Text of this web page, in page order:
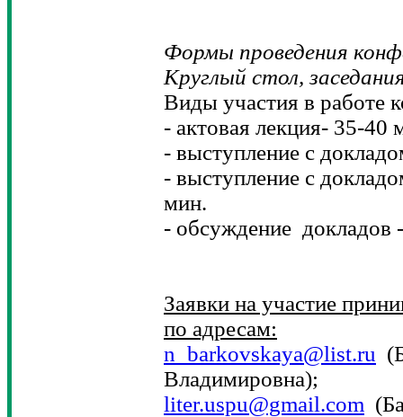
Формы проведения
Круглый стол,
Виды участия в работе
- актовая лекция- 35-40
- выступление с
- выступление с
мин.
- обсуждение докладов
Заявки на участие
по адресам:
n_barkovskaya@list.ru
Владимировна);
liter.uspu@gmail.com